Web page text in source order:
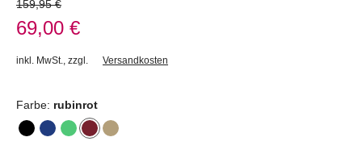
159,95 €
69,00 €
inkl. MwSt. zzgl. Versandkosten
Farbe: rubinrot